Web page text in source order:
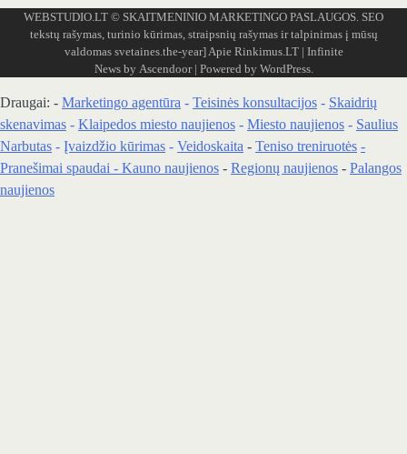
WEBSTUDIO.LT © SKAITMENINIO MARKETINGO PASLAUGOS. SEO
tekstų rašymas, turinio kūrimas, straipsnių rašymas ir talpinimas į mūsų
valdomas svetaines.the-year] Apie Rinkimus.LT| Infinite
News by Ascendoor| Powered by WordPress.
Draugai: - Marketingo agentūra - Teisinės konsultacijos - Skaidrių
skenavimas - Klaipedos miesto naujienos - Miesto naujienos - Saulius
Narbutas - Įvaizdžio kūrimas - Veidoskaita - Teniso treniruotės -
Pranešimai spaudai - Kauno naujienos - Regionų naujienos - Palangos
naujienos